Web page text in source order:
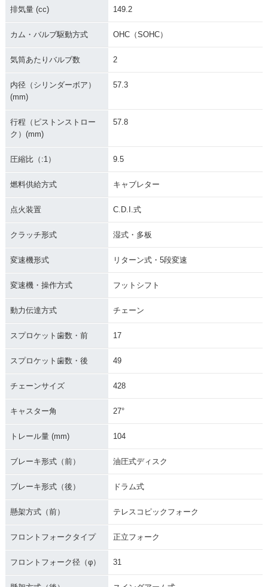
排気量 (cc) 149.2
カム・バルブ駆動方式 OHC（SOHC）
気筒あたりバルブ数 2
内径（シリンダーボア）
(mm)
57.3
行程（ピストンストロー
ク）(mm)
57.8
圧縮比（:1） 9.5
燃料供給方式 キャブレター
点火装置 C.D.I.式
クラッチ形式 湿式・多板
変速機形式 リターン式・5段変速
変速機・操作方式 フットシフト
動力伝達方式 チェーン
スプロケット歯数・前 17
スプロケット歯数・後 49
チェーンサイズ 428
キャスター角 27°
トレール量 (mm) 104
ブレーキ形式（前） 油圧式ディスク
ブレーキ形式（後） ドラム式
懸架方式（前） テレスコピックフォーク
フロントフォークタイプ 正立フォーク
フロントフォーク径（φ） 31